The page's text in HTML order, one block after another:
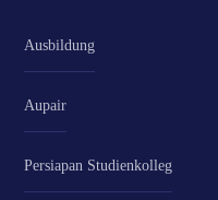
Ausbildung
Aupair
Persiapan Studienkolleg